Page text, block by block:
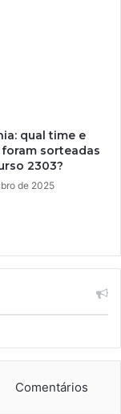
qual time e
sorteadas
2303?
de 2025
Comentários